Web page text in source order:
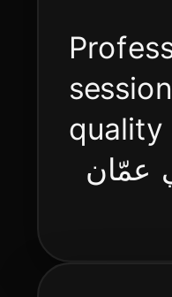
quality
عمّان